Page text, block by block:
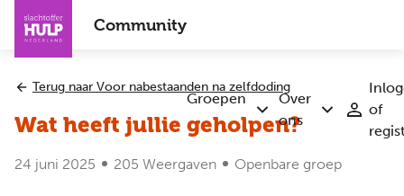
Overslaan
naar
inhoud
gaan
Community
Groepen
Submenu
Groepen
Over
ons
Submenu
of
Terug naar Voor nabestaanden na zelfdoding
Wat heeft jullie geholpen?
24 juni 2025 205 Weergaven Openbare groep